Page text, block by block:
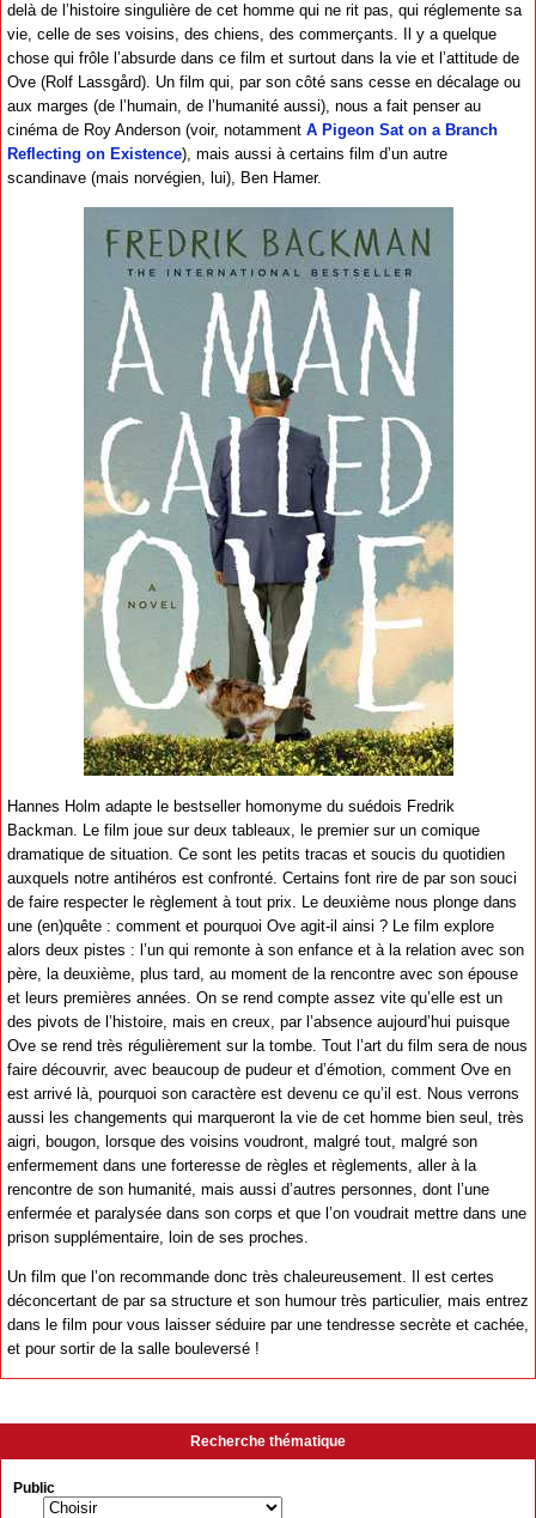
delà de l’histoire singulière de cet homme qui ne rit pas, qui réglemente sa
vie, celle de ses voisins, des chiens, des commerçants. Il y a quelque
chose qui frôle l’absurde dans ce film et surtout dans la vie et l’attitude de
Ove (Rolf Lassgård). Un film qui, par son côté sans cesse en décalage ou
aux marges (de l’humain, de l’humanité aussi), nous a fait penser au
cinéma de Roy Anderson (voir, notamment A Pigeon Sat on a Branch
Reflecting on Existence), mais aussi à certains film d’un autre
scandinave (mais norvégien, lui), Ben Hamer.
Hannes Holm adapte le bestseller homonyme du suédois Fredrik
Backman. Le film joue sur deux tableaux, le premier sur un comique
dramatique de situation. Ce sont les petits tracas et soucis du quotidien
auxquels notre antihéros est confronté. Certains font rire de par son souci
de faire respecter le règlement à tout prix. Le deuxième nous plonge dans
une (en)quête : comment et pourquoi Ove agit-il ainsi ? Le film explore
alors deux pistes : l’un qui remonte à son enfance et à la relation avec son
père, la deuxième, plus tard, au moment de la rencontre avec son épouse
et leurs premières années. On se rend compte assez vite qu’elle est un
des pivots de l’histoire, mais en creux, par l’absence aujourd’hui puisque
Ove se rend très régulièrement sur la tombe. Tout l’art du film sera de nous
faire découvrir, avec beaucoup de pudeur et d’émotion, comment Ove en
est arrivé là, pourquoi son caractère est devenu ce qu’il est. Nous verrons
aussi les changements qui marqueront la vie de cet homme bien seul, très
aigri, bougon, lorsque des voisins voudront, malgré tout, malgré son
enfermement dans une forteresse de règles et règlements, aller à la
rencontre de son humanité, mais aussi d’autres personnes, dont l’une
enfermée et paralysée dans son corps et que l’on voudrait mettre dans une
prison supplémentaire, loin de ses proches.
Un film que l’on recommande donc très chaleureusement. Il est certes
déconcertant de par sa structure et son humour très particulier, mais entrez
dans le film pour vous laisser séduire par une tendresse secrète et cachée,
et pour sortir de la salle bouleversé !
Recherche thématique
Public